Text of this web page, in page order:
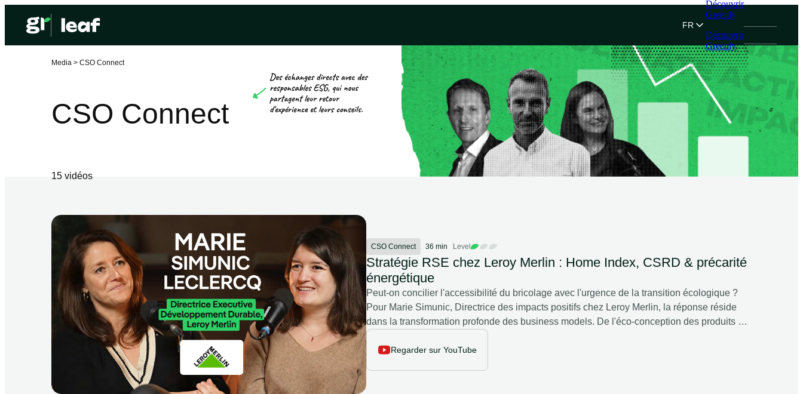
FR
Découvrir
Greenly
Découvrir
Greenly
Media >CSO Connect
CSO Connect
15vidéos
CSO Connect 36 min Level
Stratégie RSE chez Leroy Merlin : Home Index, CSRD & précarité
énergétique
Peut-on concilier l'accessibilité du bricolage avec l'urgence de la transition écologique ?
Pour Marie Simunic, Directrice des impacts positifs chez Leroy Merlin, la réponse réside
dans la transformation profonde des business models. De l'éco-conception des produits au
de performance économique sans performance environnementale et humaine.
Regarder sur YouTube